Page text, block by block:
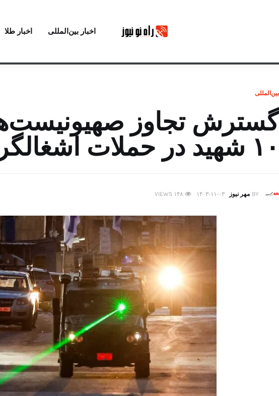
اخبار بین‌المللی اخبار طلا
بین‌المللی
گسترش تجاوز صهیونیست‌ها
۱۰ شهید در حملات اشغالگران
BY مهر نیوز ۱۴۰۳-۱۱-۰۳ ۱۴۸ VIEWS